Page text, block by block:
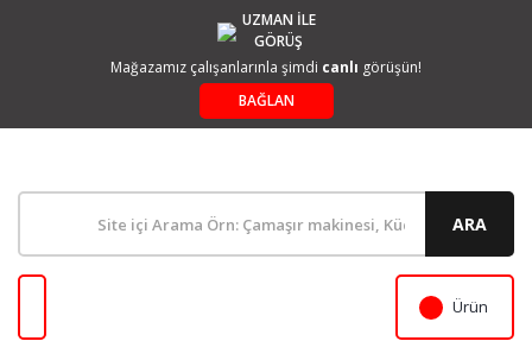
UZMAN İLE
GÖRÜŞ
Mağazamız çalışanlarınla şimdi canlı görüşün!
BAĞLAN
ARA
Ürün